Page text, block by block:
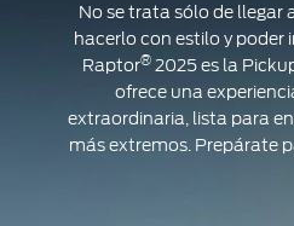
No se trata sólo de llegar
hacerlo con estilo y poder
Raptor®2025 es la
ofrece una
extraordinaria, lista para
más extremos. Prepárate